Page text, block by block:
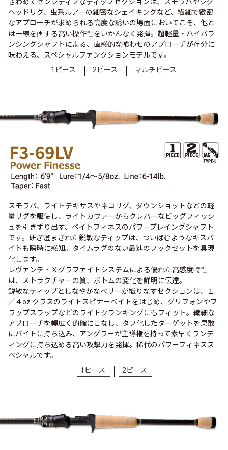
ヘッドリグ、虫系ルアーの細密なシェイキングなど、繊細で緻密
なアプローチが求められる高度な誘いの場面においてこそ、他と
は一線を画する高い操作性をいかんなく発揮。超軽量・ハイバラ
ンシングシャフトによる、直感的な喰わせのアプローチが存分に
味わえる、スペシャルファンクションモデルです。
1ピース
2ピース マルチピース
スモラバ、ライトテキサスやネコリグ、ダウンショットなどの軽
量リグを駆使し、ライトカヴァーからクレバーなビッグフィッシ
ュを引きずり出す、ベイトフィネスのパワープレイングシャフト
です。研ぎ澄まされた鋭敏なティップは、ついばむようなキスバ
イトも瞬時に感知。タイムラグのない最速のフックセットを具現
化します。
レヴァンテ・Ｘグラファイトシステムによる優れた高感度特性
は、ストラクチャーの質、ボトムの変化を鮮明に伝達。
鋭敏なティップとしなやかなベリーが織りなすセクションは、１
／４oz.クラスのライトスピナーベイトをはじめ、グリフォンやフ
ラップスラップなどのライトクランキングにもフィット。繊細な
アプローチを幅広く的確にこなし、タフ化したターゲットを果敢
にバイトに持ち込み、アングラーが主導権を持って素早くランデ
ィングに持ち込める高い攻撃力を発揮。稀代のパワーフィネスス
ペシャルです。
1ピース
2ピース